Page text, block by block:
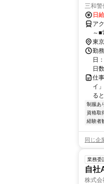
三和
日
ア
～■
東
勤
日
日
仕
イ
る
制服あ
資格取
経験者
同じ企
業務委
自社
株式